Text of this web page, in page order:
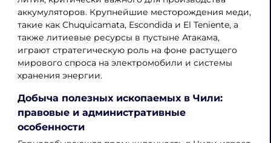
аккумуляторов. Крупнейшие месторождения меди,
такие как Chuquicamata, Escondida и El Teniente, а
также литиевые ресурсы в пустыне Атакама,
играют стратегическую роль на фоне растущего
мирового спроса на электромобили и системы
хранения энергии.
Добыча полезных ископаемых в Чили:
правовые и административные
особенности